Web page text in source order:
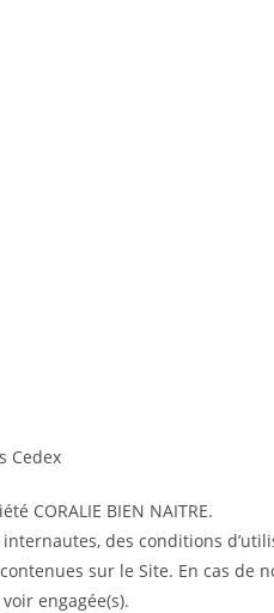
Cedex
CORALIE BIEN NAITRE.
des conditions
sur le Site. En cas de
engagée(s).